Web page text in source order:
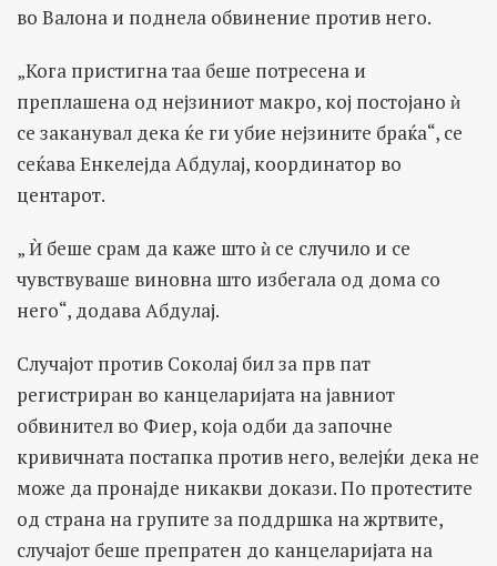
во Валона и поднела обвинение против него.
„Кога пристигна таа беше потресена и
преплашена од нејзиниот макро, кој постојано ѝ
се заканувал дека ќе ги убие нејзините браќа“, се
сеќава Енкелејда Абдулај, координатор во
центарот.
„ Ѝ беше срам да каже што ѝ се случило и се
чувствуваше виновна што избегала од дома со
него“, додава Абдулај.
Случајот против Соколај бил за прв пат
регистриран во канцеларијата на јавниот
обвинител во Фиер, која одби да започне
кривичната постапка против него, велејќи дека не
може да пронајде никакви докази. По протестите
од страна на групите за поддршка на жртвите,
случајот беше препратен до канцеларијата на